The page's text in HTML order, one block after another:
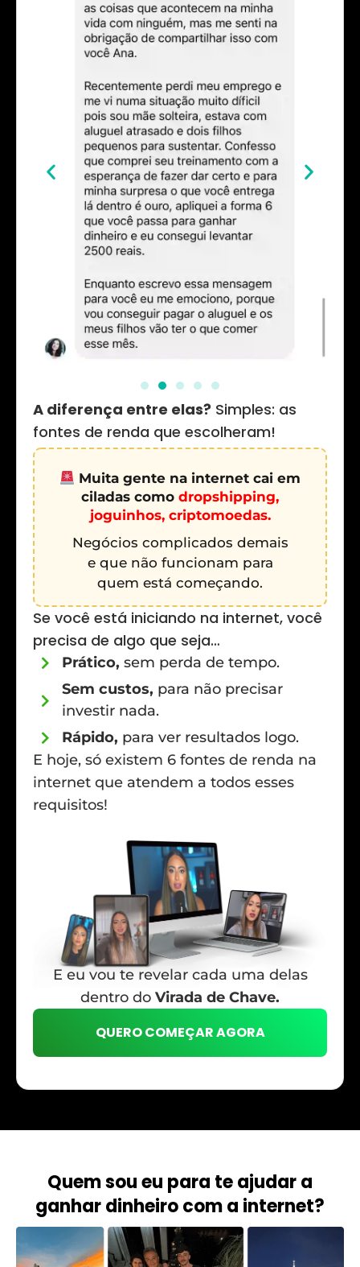
A diferença entre elas? Simples: as
fontes de renda que escolheram!
Muita gente na internet cai em
ciladas como dropshipping,
joguinhos, criptomoedas.
Negócios complicados demais
e que não funcionam para
quem está começando.
Se você está iniciando na internet, você
precisa de algo que seja…
Prático, sem perda de tempo.
Sem custos, para não precisar
investir nada.
Rápido, para ver resultados logo.
E hoje, só existem 6 fontes de renda na
internet que atendem a todos esses
requisitos!
E eu vou te revelar cada uma delas
dentro do Virada de Chave.
QUERO COMEÇAR AGORA
Quem sou eu para te ajudar a
ganhar dinheiro com a internet?